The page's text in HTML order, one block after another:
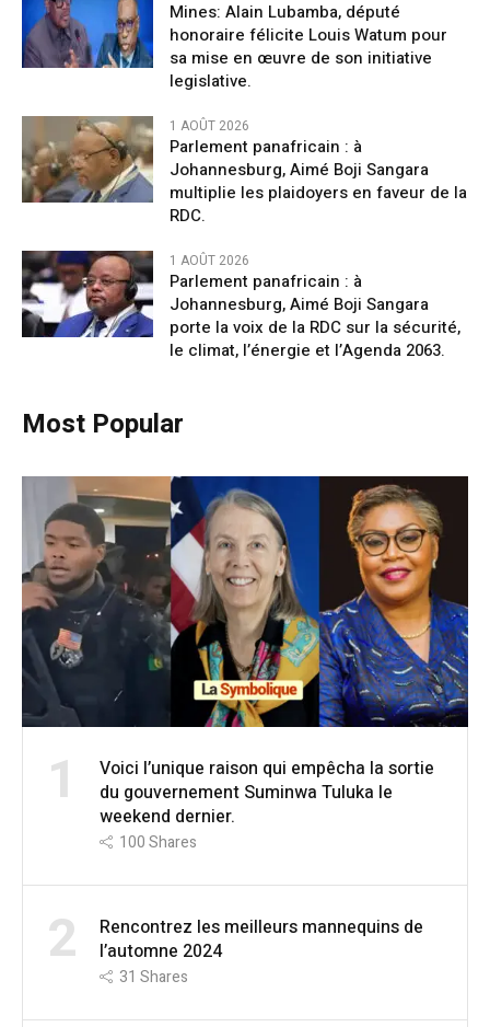
Mines: Alain Lubamba, député
honoraire félicite Louis Watum pour
sa mise en œuvre de son initiative
legislative.
1 AOÛT 2026
Parlement panafricain : à
Johannesburg, Aimé Boji Sangara
multiplie les plaidoyers en faveur de la
RDC.
1 AOÛT 2026
Parlement panafricain : à
Johannesburg, Aimé Boji Sangara
porte la voix de la RDC sur la sécurité,
le climat, l’énergie et l’Agenda 2063.
Most Popular
1
Voici l’unique raison qui empêcha la sortie
du gouvernement Suminwa Tuluka le
weekend dernier.
100Shares
2
Rencontrez les meilleurs mannequins de
l’automne 2024
31 Shares